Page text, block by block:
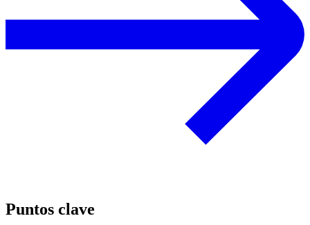
Puntos clave